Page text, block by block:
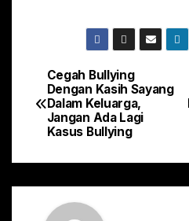
Navigasi
pos
Cegah Bullying
Dengan Kasih Sayang
Dalam Keluarga,
Jangan Ada Lagi
Kasus Bullying